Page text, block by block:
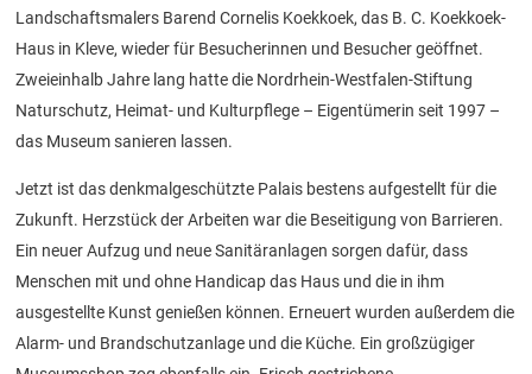
Landschaftsmalers Barend Cornelis Koekkoek, das B. C. Koekkoek-
Haus in Kleve, wieder für Besucherinnen und Besucher geöffnet.
Zweieinhalb Jahre lang hatte die Nordrhein-Westfalen-Stiftung
Naturschutz, Heimat- und Kulturpflege – Eigentümerin seit 1997 –
das Museum sanieren lassen.
Jetzt ist das denkmalgeschützte Palais bestens aufgestellt für die
Zukunft. Herzstück der Arbeiten war die Beseitigung von Barrieren.
Ein neuer Aufzug und neue Sanitäranlagen sorgen dafür, dass
Menschen mit und ohne Handicap das Haus und die in ihm
ausgestellte Kunst genießen können. Erneuert wurden außerdem die
Alarm- und Brandschutzanlage und die Küche. Ein großzügiger